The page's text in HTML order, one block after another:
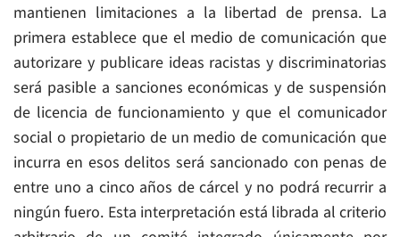
mantienen limitaciones a la libertad de prensa. La
primera establece que el medio de comunicación que
autorizare y publicare ideas racistas y discriminatorias
será pasible a sanciones económicas y de suspensión
de licencia de funcionamiento y que el comunicador
social o propietario de un medio de comunicación que
incurra en esos delitos será sancionado con penas de
entre uno a cinco años de cárcel y no podrá recurrir a
ningún fuero. Esta interpretación está librada al criterio